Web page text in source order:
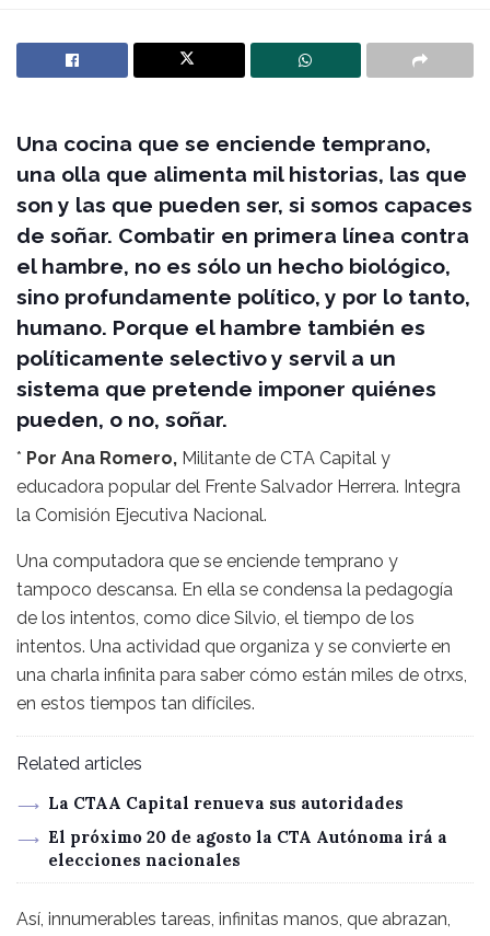
Una cocina que se enciende temprano,
una olla que alimenta mil historias, las que
son y las que pueden ser, si somos capaces
de soñar. Combatir en primera línea contra
el hambre, no es sólo un hecho biológico,
sino profundamente político, y por lo tanto,
humano. Porque el hambre también es
políticamente selectivo y servil a un
sistema que pretende imponer quiénes
pueden, o no, soñar.
* Por Ana Romero, Militante de CTA Capital y
educadora popular del Frente Salvador Herrera. Integra
la Comisión Ejecutiva Nacional.
Una computadora que se enciende temprano y
tampoco descansa. En ella se condensa la pedagogía
de los intentos, como dice Silvio, el tiempo de los
intentos. Una actividad que organiza y se convierte en
una charla infinita para saber cómo están miles de otrxs,
en estos tiempos tan difíciles.
Related articles
La CTAA Capital renueva sus autoridades
El próximo 20 de agosto la CTA Autónoma irá a
elecciones nacionales
Así, innumerables tareas, infinitas manos, que abrazan,